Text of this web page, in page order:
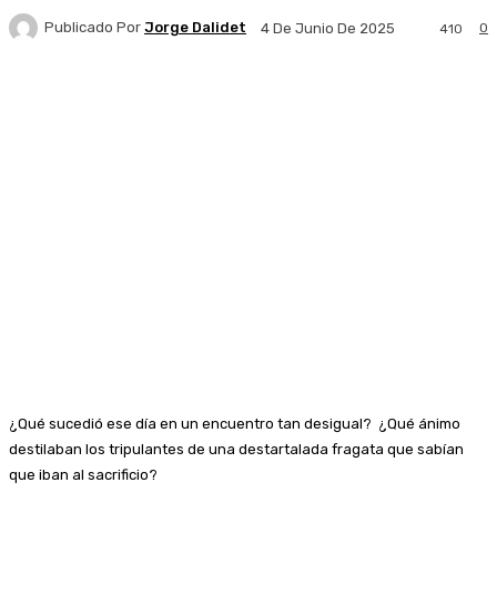
Publicado Por Jorge Dalidet 4 De Junio De 2025 0
410
¿Qué sucedió ese día en un encuentro tan desigual? ¿Qué ánimo
destilaban los tripulantes de una destartalada fragata que sabían
que iban al sacrificio?